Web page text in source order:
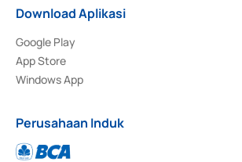
Download Aplikasi
Google Play
App Store
Windows App
Perusahaan Induk